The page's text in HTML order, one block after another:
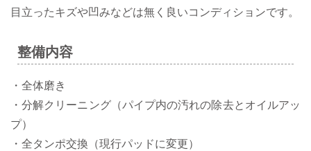
目立ったキズや凹みなどは無く良いコンディションです。
整備内容
・全体磨き
・分解クリーニング（パイプ内の汚れの除去とオイルアッ
プ）
・全タンポ交換（現行パッドに変更）